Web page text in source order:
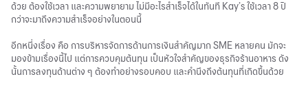
ด้วย ต้องใช้เวลา และความพยายาม ไม่มีอะไรสำเร็จได้ในทันที Kay’s ใช้เวลา 8 ปี
กว่าจะมาถึงความสำเร็จอย่างในตอนนี้
อีกหนึ่งเรื่อง คือ การบริหารจัดการด้านการเงินสำคัญมาก SME หลายคน มักจะ
มองข้ามเรื่องนี้ไป แต่การควบคุมต้นทุน เป็นหัวใจสำคัญของธุรกิจร้านอาหาร ดัง
นั้นการลงทุนด้านต่าง ๆ ต้องทำอย่างรอบคอบ และคำนึงถึงต้นทุนที่เกิดขึ้นด้วย